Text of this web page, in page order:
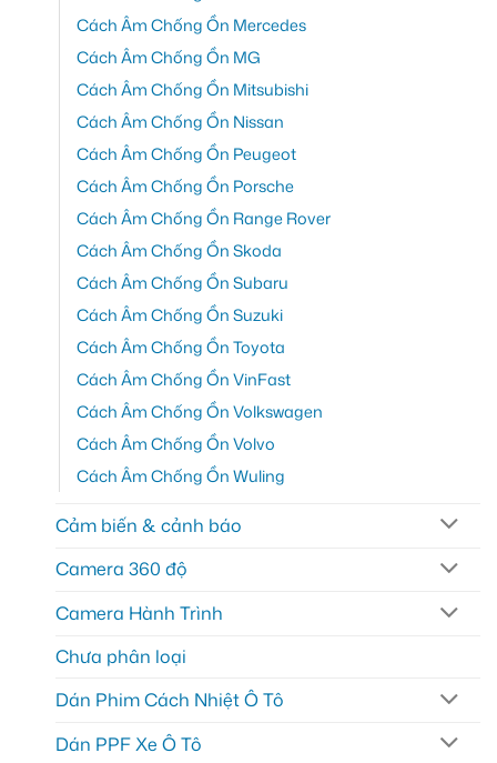
Cách Âm Chống Ồn Mercedes
Cách Âm Chống Ồn MG
Cách Âm Chống Ồn Mitsubishi
Cách Âm Chống Ồn Nissan
Cách Âm Chống Ồn Peugeot
Cách Âm Chống Ồn Porsche
Cách Âm Chống Ồn Range Rover
Cách Âm Chống Ồn Skoda
Cách Âm Chống Ồn Subaru
Cách Âm Chống Ồn Suzuki
Cách Âm Chống Ồn Toyota
Cách Âm Chống Ồn VinFast
Cách Âm Chống Ồn Volkswagen
Cách Âm Chống Ồn Volvo
Cách Âm Chống Ồn Wuling
Cảm biến & cảnh báo
Camera 360 độ
Camera Hành Trình
Chưa phân loại
Dán Phim Cách Nhiệt Ô Tô
Dán PPF Xe Ô Tô